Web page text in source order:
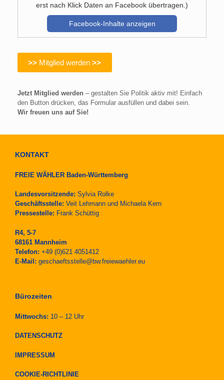
erst nach Klick Daten an Facebook übertragen.)
Facebook-Inhalte anzeigen
>> Mitglied werden>>
Jetzt Mitglied werden – gestalten Sie Politik aktiv mit! Einfach
den Button drücken, das Formular ausfüllen und dabei sein.
Wir freuen uns auf Sie!
KONTAKT
FREIE WÄHLER Baden-Württemberg
Landesvorsitzende: Sylvia Rolke
Geschäftsstelle: Veit Lehmann und Michaela Kern
Pressestelle: Frank Schüttig
R4, 5-7
68161 Mannheim
Telefon: +49 (0)621 4051412
E-Mail: geschaeftsstelle@bw.freiewaehler.eu
Bürozeiten
Mittwochs: 10 – 12 Uhr
DATENSCHUTZ
IMPRESSUM
COOKIE-RICHTLINIE